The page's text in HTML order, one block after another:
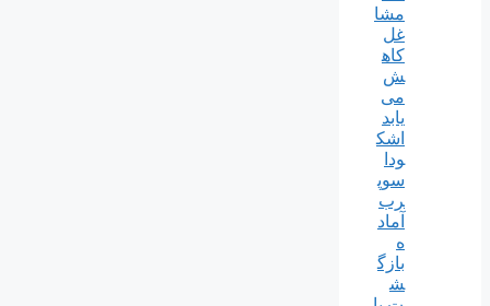
مشا
غل
کاه
ش
می
یابد
اشک
ودا
سوپ
رب
آماد
ه
بازگ
ش